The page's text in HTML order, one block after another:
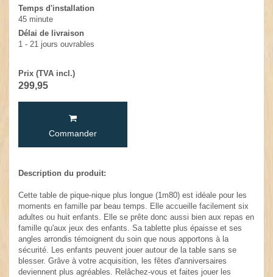
Temps d'installation
45 minute
Délai de livraison
1 - 21 jours ouvrables
Prix (TVA incl.)
299,95
Commander
Description du produit:
Cette table de pique-nique plus longue (1m80) est idéale pour les
moments en famille par beau temps. Elle accueille facilement six
adultes ou huit enfants. Elle se prête donc aussi bien aux repas en
famille qu'aux jeux des enfants. Sa tablette plus épaisse et ses
angles arrondis témoignent du soin que nous apportons à la
sécurité. Les enfants peuvent jouer autour de la table sans se
blesser. Grâve à votre acquisition, les fêtes d'anniversaires
deviennent plus agréables. Relâchez-vous et faites jouer les